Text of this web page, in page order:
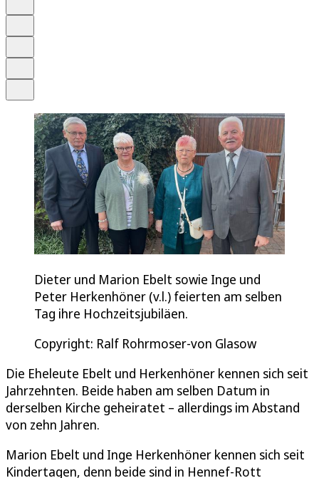
Dieter und Marion Ebelt sowie Inge und
Peter Herkenhöner (v.l.) feierten am selben
Tag ihre Hochzeitsjubiläen.
Copyright: Ralf Rohrmoser-von Glasow
Die Eheleute Ebelt und Herkenhöner kennen sich seit
Jahrzehnten. Beide haben am selben Datum in
derselben Kirche geheiratet – allerdings im Abstand
von zehn Jahren.
Marion Ebelt und Inge Herkenhöner kennen sich seit
Kindertagen, denn beide sind in Hennef-Rott